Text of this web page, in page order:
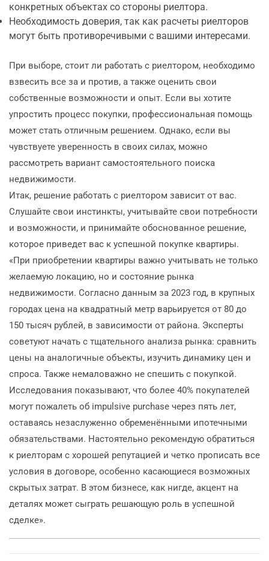
конкретных объектах со стороны риелтора.
Необходимость доверия, так как расчеты риелторов
могут быть противоречивыми с вашими интересами.
При выборе, стоит ли работать с риелтором, необходимо
взвесить все за и против, а также оценить свои
собственные возможности и опыт. Если вы хотите
упростить процесс покупки, профессиональная помощь
может стать отличным решением. Однако, если вы
чувствуете уверенность в своих силах, можно
рассмотреть вариант самостоятельного поиска
недвижимости.
Итак, решение работать с риелтором зависит от вас.
Слушайте свои инстинкты, учитывайте свои потребности
и возможности, и принимайте обоснованное решение,
которое приведет вас к успешной покупке квартиры.
«При приобретении квартиры важно учитывать не только
желаемую локацию, но и состояние рынка
недвижимости. Согласно данным за 2023 год, в крупных
городах цена на квадратный метр варьируется от 80 до
150 тысяч рублей, в зависимости от района. Эксперты
советуют начать с тщательного анализа рынка: сравнить
цены на аналогичные объекты, изучить динамику цен и
спроса. Также немаловажно не спешить с покупкой.
Исследования показывают, что более 40% покупателей
могут пожалеть об impulsive purchase через пять лет,
оставаясь незаслуженно обременёнными ипотечными
обязательствами. Настоятельно рекомендую обратиться
к риелторам с хорошей репутацией и четко прописать все
условия в договоре, особенно касающиеся возможных
скрытых затрат. В этом бизнесе, как нигде, акцент на
деталях может сыграть решающую роль в успешной
сделке».